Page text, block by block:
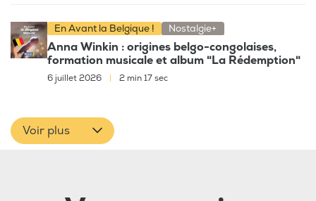
En Avant la Belgique ! Nostalgie+
Anna Winkin : origines belgo-congolaises,
formation musicale et album "La Rédemption"
6 juillet 2026 2 min 17 sec
Voir plus